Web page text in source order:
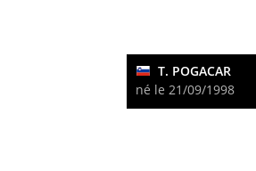
T. POGACAR
né le 21/09/1998